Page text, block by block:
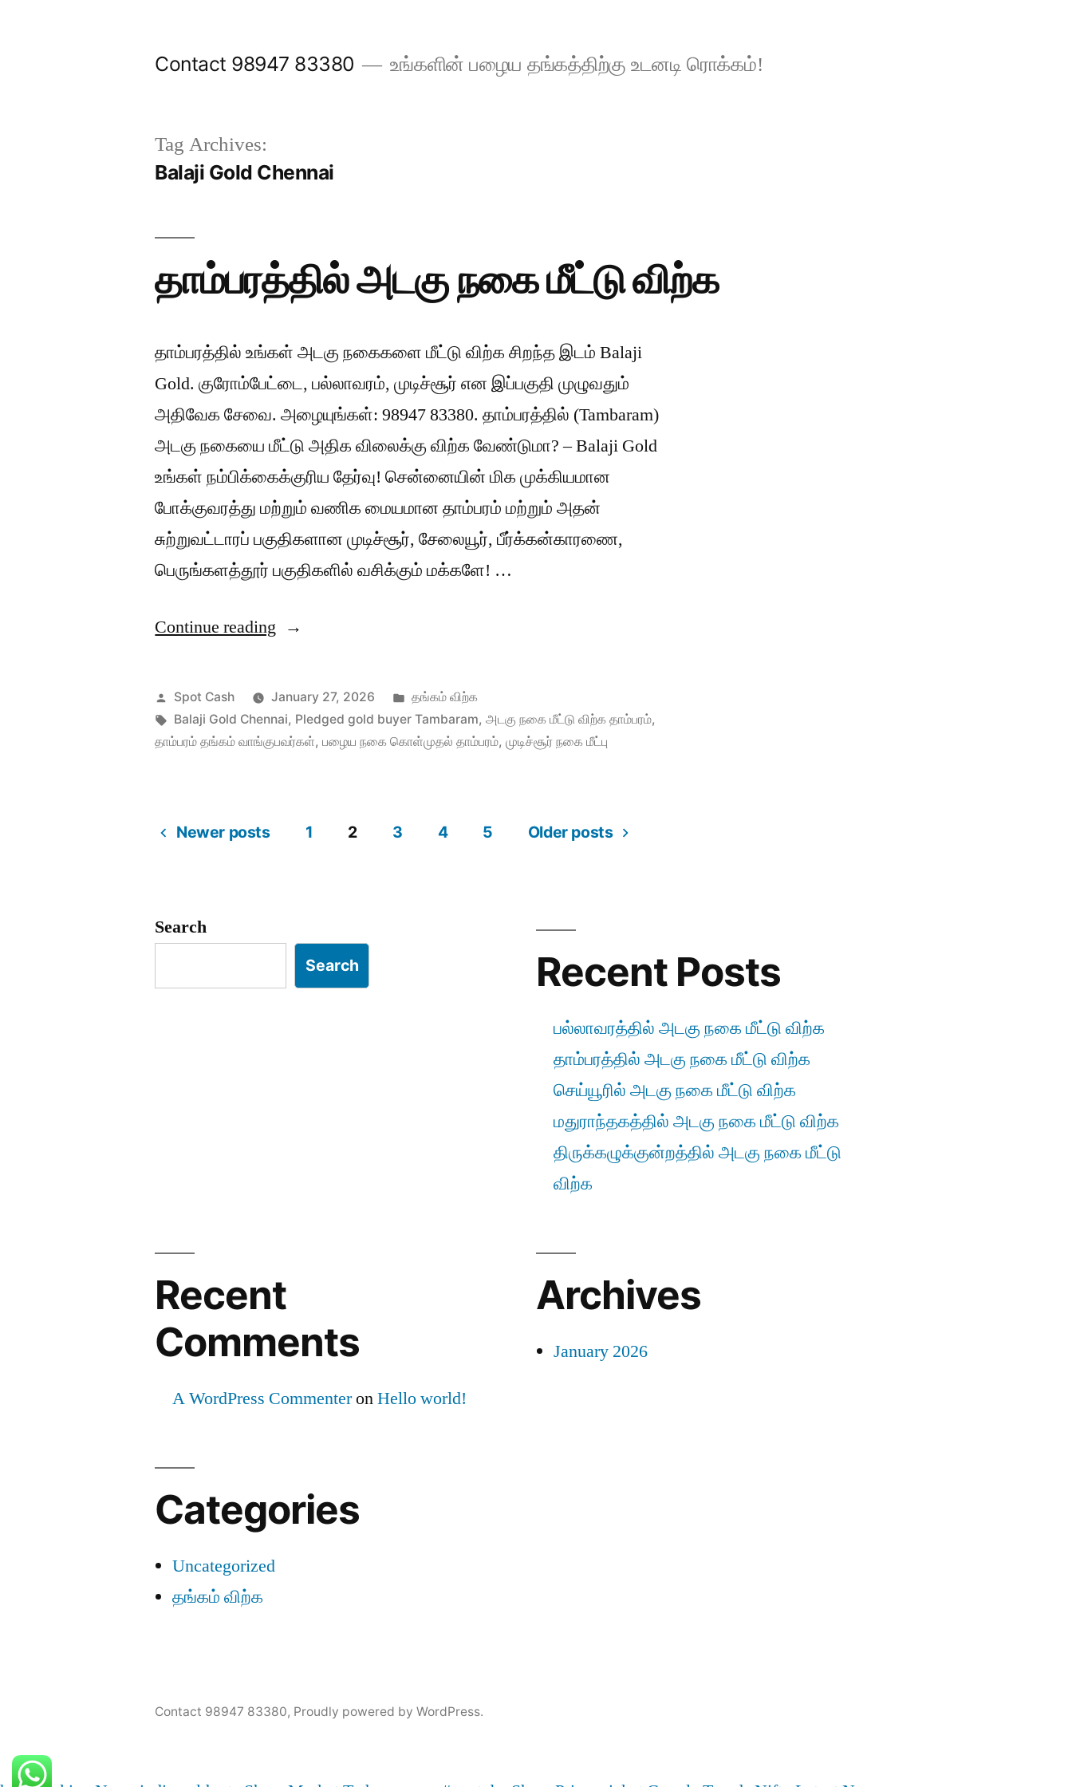
Contact 98947 83380 உங்களின் பழைய தங்கத்திற்கு உடனடி ரொக்கம்!
Tag Archives:
Balaji Gold Chennai
தாம்பரத்தில் அடகு நகை மீட்டு விற்க
தாம்பரத்தில் உங்கள் அடகு நகைகளை மீட்டு விற்க சிறந்த இடம் Balaji
Gold. குரோம்பேட்டை, பல்லாவரம், முடிச்சூர் என இப்பகுதி முழுவதும்
அதிவேக சேவை. அழையுங்கள்: 98947 83380. தாம்பரத்தில் (Tambaram)
அடகு நகையை மீட்டு அதிக விலைக்கு விற்க வேண்டுமா? – Balaji Gold
உங்கள் நம்பிக்கைக்குரிய தேர்வு! சென்னையின் மிக முக்கியமான
போக்குவரத்து மற்றும் வணிக மையமான தாம்பரம் மற்றும் அதன்
சுற்றுவட்டாரப் பகுதிகளான முடிச்சூர், சேலையூர், பீர்க்கன்காரணை,
பெருங்களத்தூர் பகுதிகளில் வசிக்கும் மக்களே! …
Continue reading “தாம்பரத்தில்
நகை
மீட்டு
விற்க”
Posted
by
Spot Cash January 27, 2026
Posted
in
தங்கம் விற்க
Tags:
Balaji Gold Chennai, Pledged gold buyer Tambaram,அடகு நகை மீட்டு விற்க தாம்பரம்,
தாம்பரம் தங்கம் வாங்குபவர்கள்,பழைய நகை கொள்முதல் தாம்பரம்,முடிச்சூர் நகை மீட்பு
pagination
Newer posts 1 2 3 4 5 Older posts
Search
Search Recent Posts
பல்லாவரத்தில் அடகு நகை மீட்டு விற்க
தாம்பரத்தில் அடகு நகை மீட்டு விற்க
செய்யூரில் அடகு நகை மீட்டு விற்க
மதுராந்தகத்தில் அடகு நகை மீட்டு விற்க
திருக்கழுக்குன்றத்தில் அடகு நகை மீட்டு
விற்க
Recent
Comments
A WordPress CommenteronHello world!
Archives
January 2026
Categories
Uncategorized
தங்கம் விற்க
Contact 98947 83380, Proudly powered by WordPress.